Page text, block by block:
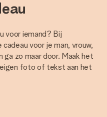
voor iemand? Bij
voor je man, vrouw,
ga zo maar door. Maak het
foto of tekst aan het